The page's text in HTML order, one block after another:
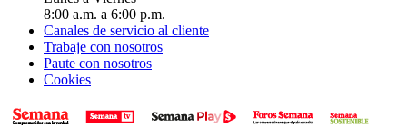
8:00 a.m. a 6:00 p.m.
Canales de servicio al cliente
Trabaje con nosotros
Paute con nosotros
Cookies